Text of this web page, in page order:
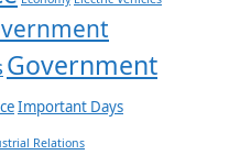
Government
Important Days
Relations